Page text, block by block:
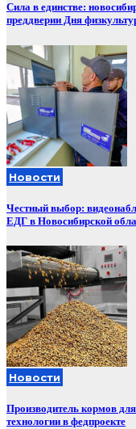
Сила в единстве:
преддверии Дня
Новости
Честный выбор:
ЕДГ в Новосибирской
Новости
Производитель кормов
технологии в федпроекте